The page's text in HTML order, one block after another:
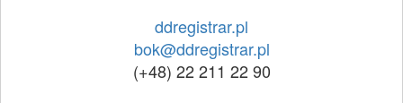
ddregistrar.pl
bok@ddregistrar.pl
(+48) 22 211 22 90